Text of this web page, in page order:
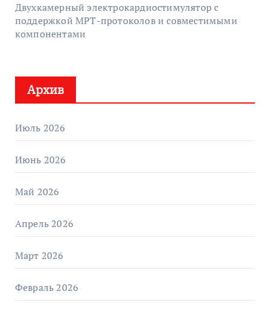
Двухкамерный электрокардиостимулятор с
поддержкой МРТ-протоколов и совместимыми
компонентами
Архив
Июль 2026
Июнь 2026
Май 2026
Апрель 2026
Март 2026
Февраль 2026